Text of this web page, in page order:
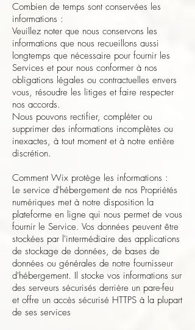
Combien de temps sont conservées les
informations :
Veuillez noter que nous conservons les
informations que nous recueillons aussi
longtemps que nécessaire pour fournir les
Services et pour nous conformer à nos
obligations légales ou contractuelles envers
vous, résoudre les litiges et faire respecter
nos accords.
Nous pouvons rectifier, compléter ou
supprimer des informations incomplètes ou
inexactes, à tout moment et à notre entière
discrétion.
Comment Wix protège les informations :
Le service d'hébergement de nos Propriétés
numériques met à notre disposition la
plateforme en ligne qui nous permet de vous
fournir le Service. Vos données peuvent être
stockées par l'intermédiaire des applications
de stockage de données, de bases de
données ou générales de notre fournisseur
d'hébergement. Il stocke vos informations sur
des serveurs sécurisés derrière un pare-feu
et offre un accès sécurisé HTTPS à la plupart
de ses services